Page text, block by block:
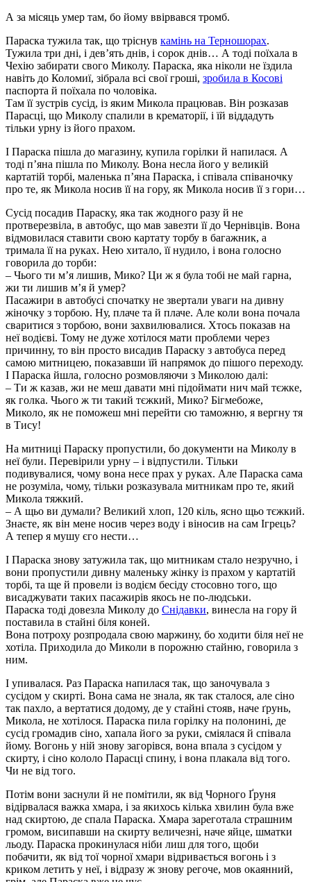
А за місяць умер там, бо йому ввірвався тромб.
Параска тужила так, що тріснув камінь на Терношорах.
Тужила три дні, і дев’ять днів, і сорок днів… А тоді поїхала в
Чехію забирати свого Миколу. Параска, яка ніколи не їздила
навіть до Коломиї, зібрала всі свої гроші, зробила в Косові
паспорта й поїхала по чоловіка.
Там її зустрів сусід, із яким Микола працював. Він розказав
Парасці, що Миколу спалили в крематорії, і їй віддадуть
тільки урну із його прахом.
І Параска пішла до магазину, купила горілки й напилася. А
тоді п’яна пішла по Миколу. Вона несла його у великій
картатій торбі, маленька п’яна Параска, і співала співаночку
про те, як Микола носив її на гору, як Микола носив її з гори…
Сусід посадив Параску, яка так жодного разу й не
протверезвіла, в автобус, що мав завезти її до Чернівців. Вона
відмовилася ставити свою картату торбу в багажник, а
тримала її на руках. Нею хитало, її нудило, і вона голосно
говорила до торби:
– Чього ти м’я лишив, Мико? Ци ж я була тобі не май гарна,
жи ти лишив м’я й умер?
Пасажири в автобусі спочатку не звертали уваги на дивну
жіночку з торбою. Ну, плаче та й плаче. Але коли вона почала
сваритися з торбою, вони захвилювалися. Хтось показав на
неї водієві. Тому не дуже хотілося мати проблеми через
причинну, то він просто висадив Параску з автобуса перед
самою митницею, показавши їй напрямок до пішого переходу.
І Параска йшла, голосно розмовляючи з Миколою далі:
– Ти ж казав, жи не меш давати мні підоймати нич май тєжке,
як голка. Чього ж ти такий тєжкий, Мико? Бігмебоже,
Миколо, як не поможеш мні перейти сю таможню, я вергну тя
в Тису!
На митниці Параску пропустили, бо документи на Миколу в
неї були. Перевірили урну – і відпустили. Тільки
подивувалися, чому вона несе прах у руках. Але Параска сама
не розуміла, чому, тільки розказувала митникам про те, який
Микола тяжкий.
– А щьо ви думали? Великий хлоп, 120 кіль, ясно щьо тєжкий.
Знаєте, як він мене носив через воду і віносив на сам Ігрець?
А тепер я мушу єго нести…
І Параска знову затужила так, що митникам стало незручно, і
вони пропустили дивну маленьку жінку із прахом у картатій
торбі, та ще й провели із водієм бесіду стосовно того, що
висаджувати таких пасажирів якось не по-людськи.
Параска тоді довезла Миколу до Снідавки, винесла на гору й
поставила в стайні біля коней.
Вона потроху розпродала свою маржину, бо ходити біля неї не
хотіла. Приходила до Миколи в порожню стайню, говорила з
ним.
І упивалася. Раз Параска напилася так, що заночувала з
сусідом у скирті. Вона сама не знала, як так сталося, але сіно
так пахло, а вертатися додому, де у стайні стояв, наче ґрунь,
Микола, не хотілося. Параска пила горілку на полонині, де
сусід громадив сіно, хапала його за руки, сміялася й співала
йому. Вогонь у ній знову загорівся, вона впала з сусідом у
скирту, і сіно кололо Парасці спину, і вона плакала від того.
Чи не від того.
Потім вони заснули й не помітили, як від Чорного Ґруня
відірвалася важка хмара, і за якихось кілька хвилин була вже
над скиртою, де спала Параска. Хмара зареготала страшним
громом, висипавши на скирту величезні, наче яйце, шматки
льоду. Параска прокинулася ніби лиш для того, щоби
побачити, як від тої чорної хмари відривається вогонь і з
криком летить у неї, і відразу ж знову регоче, мов окаянний,